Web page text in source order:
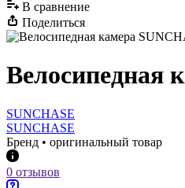
В сравнениe
Поделиться
Велосипедная
SUNCHASE
SUNCHASE
Бренд • оригинальный товар
0 отзывов